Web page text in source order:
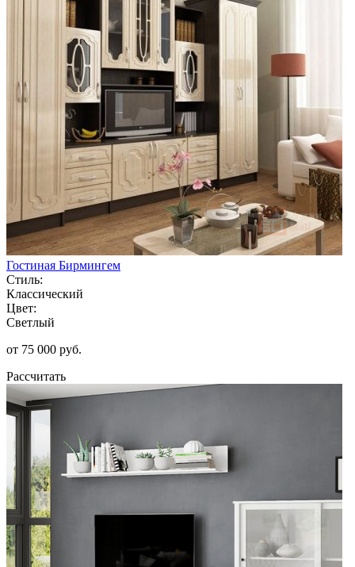
Гостиная Бирмингем
Стиль:
Классический
Цвет:
Светлый
от 75 000 руб.
Рассчитать